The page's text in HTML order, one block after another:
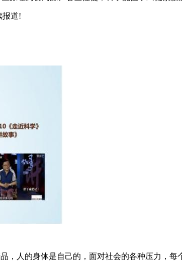
报道!
人的身体是自己的，面对社会的各种压力，每